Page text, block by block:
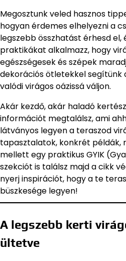
Megosztunk veled hasznos
hogyan érdemes elhelyezni a
legszebb összhatást érhesd el,
praktikákat alkalmazz, hogy
egészségesek és szépek
dekorációs ötletekkel segítünk
valódi virágos oázissá váljon.
Akár kezdő, akár haladó
információt megtalálsz, ami
látványos legyen a teraszod
tapasztalatok, konkrét példák,
mellett egy praktikus GYIK
szekciót is találsz majd a cikk
nyerj inspirációt, hogy a te
büszkesége legyen!
A legszebb kerti
ültetve